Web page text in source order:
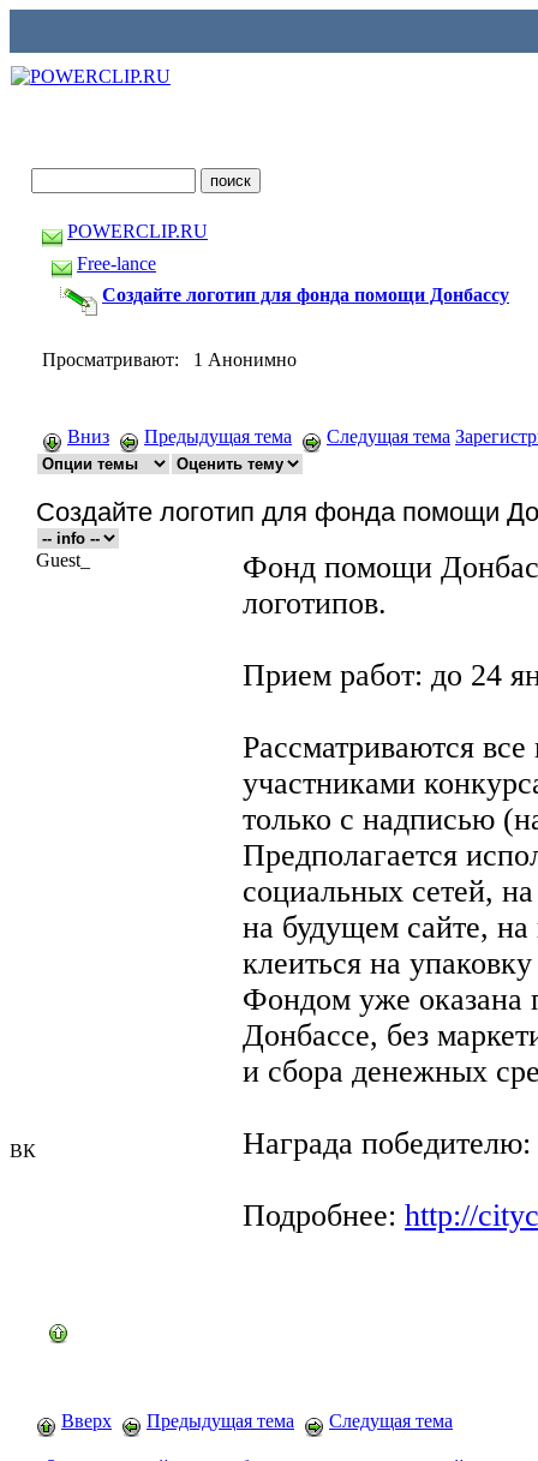
ВК
POWERCLIP.RU
Free-lance
Создайте логотип для фонда помощи Донбассу
Просматривают: 1 Анонимно
Вниз Предыдущая тема Следущая тема
Создайте логотип для фонда помощи
Guest_
Фонд помощи
логотипов.
Прием работ: до 24
Рассматриваются
участниками
только с надписью
Предполагается
социальных сетей,
на будущем сайте, на
клеиться на
Фондом уже оказана
Донбассе, без
и сбора денежных
Награда
Подробнее: http://
Вверх Предыдущая тема Следущая тема